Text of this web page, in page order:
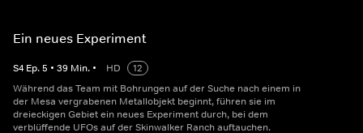
Ein neues Experiment
S4 Ep.5 • 39 Min. • HD
12
Während das Team mit Bohrungen auf der Suche nach einem in
der Mesa vergrabenen Metallobjekt beginnt, führen sie im
dreieckigen Gebiet ein neues Experiment durch, bei dem
verblüffende UFOs auf der Skinwalker Ranch auftauchen.